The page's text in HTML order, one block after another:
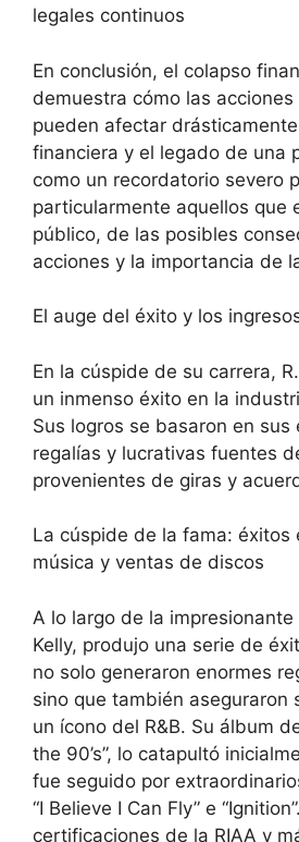
legales continuos
En conclusión, el colapso
demuestra cómo las acciones
pueden afectar
financiera y el legado de una
como un recordatorio severo
particularmente aquellos que
público, de las posibles
acciones y la importancia de
El auge del éxito y los
En la cúspide de su carrera,
un inmenso éxito en la
Sus logros se basaron en sus
regalías y lucrativas fuentes
provenientes de giras y
La cúspide de la fama: éxitos
música y ventas de discos
A lo largo de la impresionante
Kelly, produjo una serie de
no solo generaron enormes
sino que también aseguraron
un ícono del R&B. Su álbum
the 90’s”, lo catapultó
fue seguido por
“I Believe I Can Fly” e
certificaciones de la RIAA y